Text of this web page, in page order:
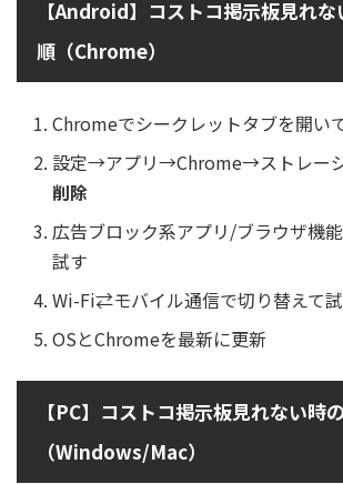
【Android】コストコ掲示板見れ
順（Chrome）
Chromeでシークレットタブを開い
設定→アプリ→Chrome→ストレー
削除
広告ブロック系アプリ/ブラウザ機
試す
Wi-Fi⇄モバイル通信で切り替えて
OSとChromeを最新に更新
【PC】コストコ掲示板見れない時
（Windows/Mac）